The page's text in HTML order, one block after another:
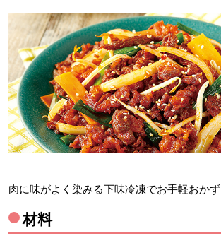
肉に味がよく染みる下味冷凍でお手軽おかず
材料